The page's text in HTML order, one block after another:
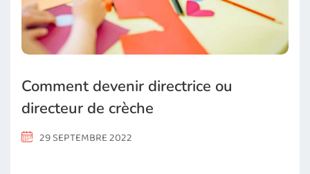
Comment devenir directrice ou
directeur de crèche
29 SEPTEMBRE 2022